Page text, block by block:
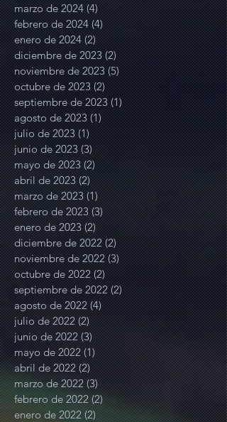
marzo de 2024 (4)4 entradas
febrero de 2024 (4)4 entradas
enero de 2024 (2)2 entradas
diciembre de 2023 (2)2 entradas
noviembre de 2023 (5)5 entradas
octubre de 2023 (2)2 entradas
septiembre de 2023 (1)1 entrada
agosto de 2023 (1)1 entrada
julio de 2023 (1)1 entrada
junio de 2023 (3)3 entradas
mayo de 2023 (2)2 entradas
abril de 2023 (2)2 entradas
marzo de 2023 (1)1 entrada
febrero de 2023 (3)3 entradas
enero de 2023 (2)2 entradas
diciembre de 2022 (2)2 entradas
noviembre de 2022 (3)3 entradas
octubre de 2022 (2)2 entradas
septiembre de 2022 (2)2 entradas
agosto de 2022 (4)4 entradas
julio de 2022 (2)2 entradas
junio de 2022 (3)3 entradas
mayo de 2022 (1)1 entrada
abril de 2022 (2)2 entradas
marzo de 2022 (3)3 entradas
febrero de 2022 (2)2 entradas
enero de 2022 (2)2 entradas